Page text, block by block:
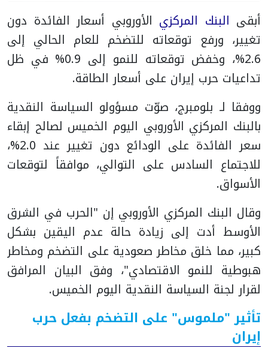
أبقى البنك المركزي الأوروبي أسعار الفائدة دون
تغيير، ورفع توقعاته للتضخم للعام الحالي إلى
2.6%، وخفض توقعاته للنمو إلى 0.9% في ظل
تداعيات حرب إيران على أسعار الطاقة.
ووفقا لـ بلومبرج، صوّت مسؤولو السياسة النقدية
بالبنك المركزي الأوروبي اليوم الخميس لصالح إبقاء
سعر الفائدة على الودائع دون تغيير عند 2.0%،
للاجتماع السادس على التوالي، موافقاً لتوقعات
الأسواق.
وقال البنك المركزي الأوروبي إن "الحرب في الشرق
الأوسط أدت إلى زيادة حالة عدم اليقين بشكل
كبير، مما خلق مخاطر صعودية على التضخم ومخاطر
هبوطية للنمو الاقتصادي"، وفق البيان المرافق
لقرار لجنة السياسة النقدية اليوم الخميس.
تأثير "ملموس" على التضخم بفعل حرب
إيران